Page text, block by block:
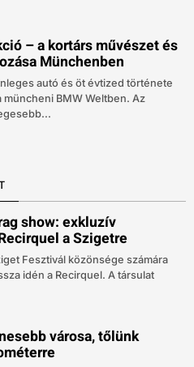
– a kortárs művészet és
Münchenben
autó és öt évtized története
BMW Weltben. Az
show: exkluzív
a Szigetre
Fesztivál közönsége számára
idén a Recirquel. A társulat
városa, tőlünk